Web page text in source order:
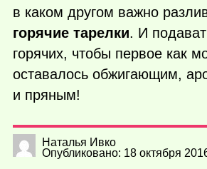
в каком другом важно
горячие тарелки. И
горячих, чтобы первое как
оставалось обжигающим,
и пряным!
Наталья Ивко
Опубликовано: 18 октября